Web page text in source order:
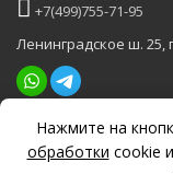
Нажмите на
обработки cookie
+7(499)755-71-95
Ленинградское ш. 25,